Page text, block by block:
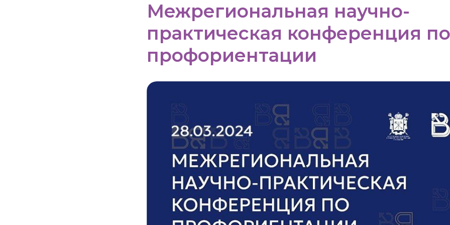
Межрегиональная научно-
практическая конференция по
профориентации